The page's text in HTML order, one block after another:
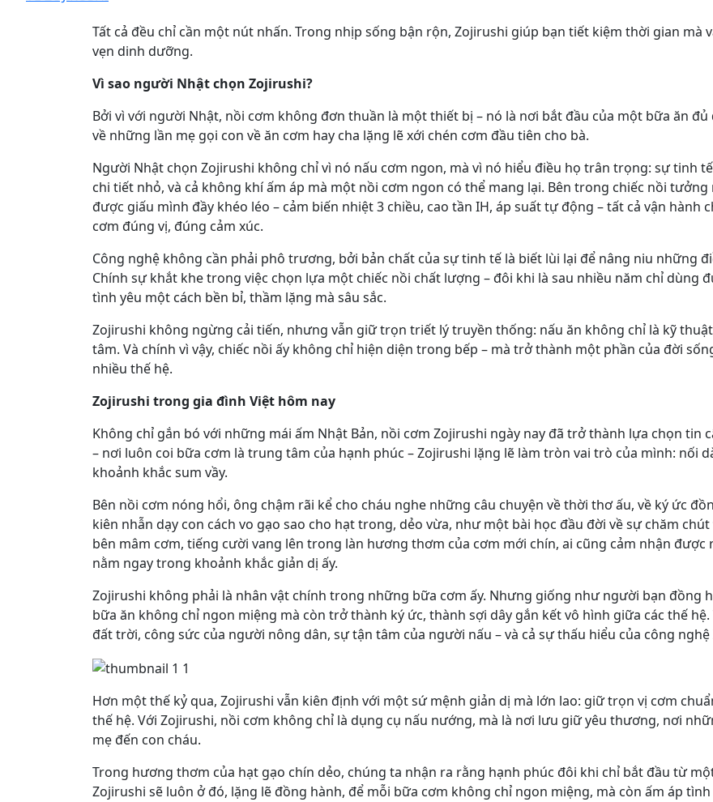
Tất cả đều chỉ cần một nút nhấn. Trong nhịp sống bận rộn, Zojirushi giúp bạn tiết kiệm thời gian
vẹn dinh dưỡng.
Vì sao người Nhật chọn Zojirushi?
Bởi vì với người Nhật, nồi cơm không đơn thuần là một thiết bị – nó là nơi bắt đầu của một bữa ăn
về những lần mẹ gọi con về ăn cơm hay cha lặng lẽ xới chén cơm đầu tiên cho bà.
Người Nhật chọn Zojirushi không chỉ vì nó nấu cơm ngon, mà vì nó hiểu điều họ trân trọng: sự tinh
chi tiết nhỏ, và cả không khí ấm áp mà một nồi cơm ngon có thể mang lại. Bên trong chiếc nồi
được giấu mình đầy khéo léo – cảm biến nhiệt 3 chiều, cao tần IH, áp suất tự động – tất cả vận hành
cơm đúng vị, đúng cảm xúc.
Công nghệ không cần phải phô trương, bởi bản chất của sự tinh tế là biết lùi lại để nâng niu những
Chính sự khắt khe trong việc chọn lựa một chiếc nồi chất lượng – đôi khi là sau nhiều năm chỉ dùng
tình yêu một cách bền bỉ, thầm lặng mà sâu sắc.
Zojirushi không ngừng cải tiến, nhưng vẫn giữ trọn triết lý truyền thống: nấu ăn không chỉ là kỹ
tâm. Và chính vì vậy, chiếc nồi ấy không chỉ hiện diện trong bếp – mà trở thành một phần của đời
nhiều thế hệ.
Zojirushi trong gia đình Việt hôm nay
Không chỉ gắn bó với những mái ấm Nhật Bản, nồi cơm Zojirushi ngày nay đã trở thành lựa chọn tin
– nơi luôn coi bữa cơm là trung tâm của hạnh phúc – Zojirushi lặng lẽ làm tròn vai trò của mình:
khoảnh khắc sum vầy.
Bên nồi cơm nóng hổi, ông chậm rãi kể cho cháu nghe những câu chuyện về thời thơ ấu, về ký ức
kiên nhẫn dạy con cách vo gạo sao cho hạt trong, dẻo vừa, như một bài học đầu đời về sự chăm
bên mâm cơm, tiếng cười vang lên trong làn hương thơm của cơm mới chín, ai cũng cảm nhận được
nằm ngay trong khoảnh khắc giản dị ấy.
Zojirushi không phải là nhân vật chính trong những bữa cơm ấy. Nhưng giống như người bạn đồng
bữa ăn không chỉ ngon miệng mà còn trở thành ký ức, thành sợi dây gắn kết vô hình giữa các thế
đất trời, công sức của người nông dân, sự tận tâm của người nấu – và cả sự thấu hiểu của công
Hơn một thế kỷ qua, Zojirushi vẫn kiên định với một sứ mệnh giản dị mà lớn lao: giữ trọn vị cơm
thế hệ. Với Zojirushi, nồi cơm không chỉ là dụng cụ nấu nướng, mà là nơi lưu giữ yêu thương, nơi
mẹ đến con cháu.
Trong hương thơm của hạt gạo chín dẻo, chúng ta nhận ra rằng hạnh phúc đôi khi chỉ bắt đầu từ
Zojirushi sẽ luôn ở đó, lặng lẽ đồng hành, để mỗi bữa cơm không chỉ ngon miệng, mà còn ấm áp